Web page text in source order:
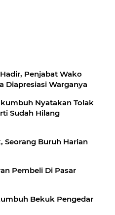
Penjabat Wako
Diapresiasi Warganya
Nyatakan Tolak
Sudah Hilang
Seorang Buruh Harian
Pembeli Di Pasar
Bekuk Pengedar